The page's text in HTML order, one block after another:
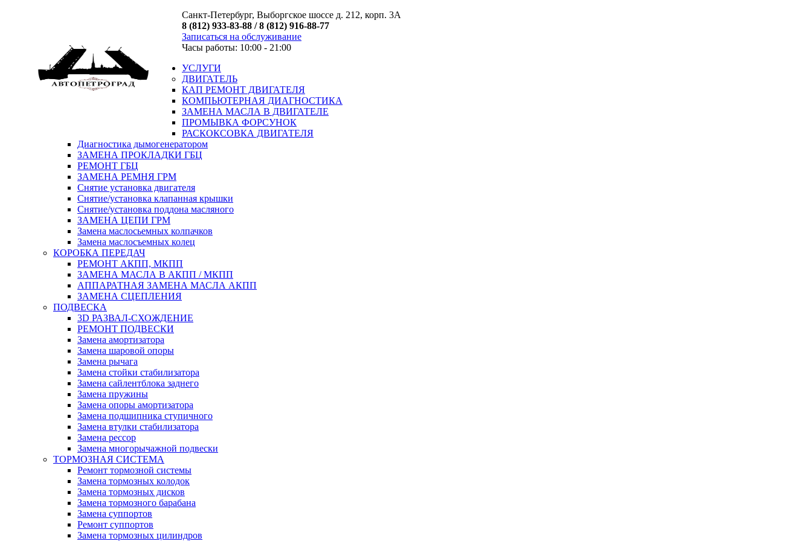
Санкт-Петербург, Выборгское шоссе д. 212, корп. 3А
8 (812) 933-83-88 / 8 (812) 916-88-77
Записаться на обслуживание
Часы работы: 10:00 - 21:00
УСЛУГИ
ДВИГАТЕЛЬ
КАП РЕМОНТ ДВИГАТЕЛЯ
КОМПЬЮТЕРНАЯ ДИАГНОСТИКА
ЗАМЕНА МАСЛА В ДВИГАТЕЛЕ
ПРОМЫВКА ФОРСУНОК
РАСКОКСОВКА ДВИГАТЕЛЯ
Диагностика дымогенератором
ЗАМЕНА ПРОКЛАДКИ ГБЦ
РЕМОНТ ГБЦ
ЗАМЕНА РЕМНЯ ГРМ
Снятие установка двигателя
Cнятие/установка клапанная крышки
Cнятие/установка поддона масляного
ЗАМЕНА ЦЕПИ ГРМ
Замена маслосьемных колпачков
Замена маслосъемных колец
КОРОБКА ПЕРЕДАЧ
РЕМОНТ АКПП, МКПП
ЗАМЕНА МАСЛА В АКПП / МКПП
АППАРАТНАЯ ЗАМЕНА МАСЛА АКПП
ЗАМЕНА СЦЕПЛЕНИЯ
ПОДВЕСКА
3D РАЗВАЛ-СХОЖДЕНИЕ
РЕМОНТ ПОДВЕСКИ
Замена амортизатора
Замена шаровой опоры
Замена рычага
Замена стойки стабилизатора
Замена сайлентблока заднего
Замена пружины
Замена опоры амортизатора
Замена подшипника ступичного
Замена втулки стабилизатора
Замена рессор
Замена многорычажной подвески
ТОРМОЗНАЯ СИСТЕМА
Ремонт тормозной системы
Замена тормозных колодок
Замена тормозных дисков
Замена тормозного барабана
Замена суппортов
Ремонт суппортов
Замена тормозных цилиндров